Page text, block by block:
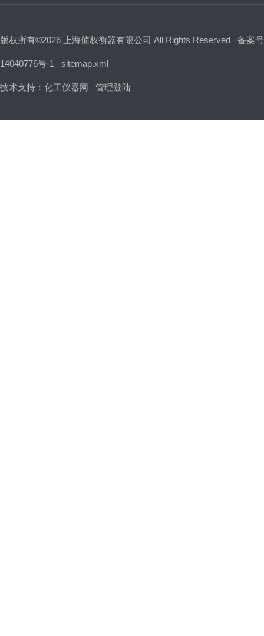
版权所有©2026 上海侦权衡器有限公司 All Rights Reserved 备案
14040776号-1 sitemap.xml
技术支持： 化工仪器网 管理登陆